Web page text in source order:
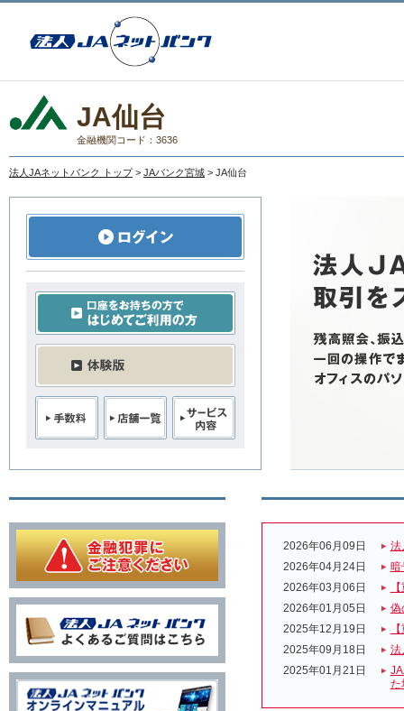
JA仙台
金融機関コード：3636
法人JAネットバンク トップ > JAバンク宮城 > JA仙台
2026年06月09日
法
2026年04月24日
暗
2026年03月06日
2026年01月05日
偽
2025年12月19日
2025年09月18日
法
2025年01月21日
た